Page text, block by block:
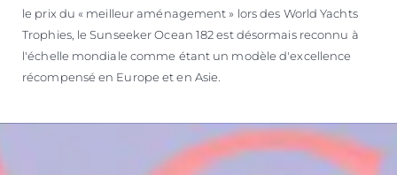
le prix du « meilleur aménagement » lors des World Yachts
Trophies, le Sunseeker Ocean 182 est désormais reconnu à
l'échelle mondiale comme étant un modèle d'excellence
récompensé en Europe et en Asie.